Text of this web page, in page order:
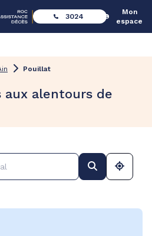
3024
Mon
espace
Pouillat
aux alentours de